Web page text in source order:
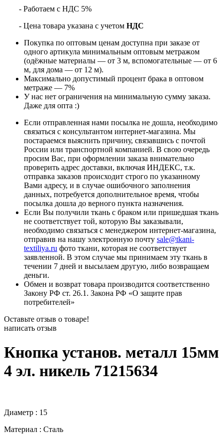
- Работаем с НДС 5%
- Цена товара указана с учетом НДС
Покупка по оптовым ценам доступна при заказе от
одного артикула минимальным оптовым метражом
(одёжные материалы — от 3 м, вспомогательные — от 6
м, для дома — от 12 м).
Максимально допустимый процент брака в оптовом
метраже — 7%
У нас нет ограничения на минимальную сумму заказа.
Даже для опта :)
Если отправленная нами посылка не дошла, необходимо
связаться с консультантом интернет-магазина. Мы
постараемся выяснить причину, связавшись с почтой
России или транспортной компанией. В свою очередь
просим Вас, при оформлении заказа внимательно
проверить адрес доставки, включая ИНДЕКС, т.к.
отправка заказов происходит строго по указанному
Вами адресу, и в случае ошибочного заполнения
данных, потребуется дополнительное время, чтобы
посылка дошла до верного пункта назначения.
Если Вы получили ткань с браком или пришедшая ткань
не соответствует той, которую Вы заказывали,
необходимо связаться с менеджером интернет-магазина,
отправив на нашу электронную почту sale@tkani-
textiliya.ru фото ткани, которая не соответствует
заявленной. В этом случае мы принимаем эту ткань в
течении 7 дней и высылаем другую, либо возвращаем
деньги.
Обмен и возврат товара производится соответственно
Закону РФ ст. 26.1. Закона РФ «О защите прав
потребителей»
Оставьте отзыв о товаре!
написать отзыв
Кнопка установ. металл 15мм
4 эл. никель 71215634
Диаметр : 15
Материал : Сталь